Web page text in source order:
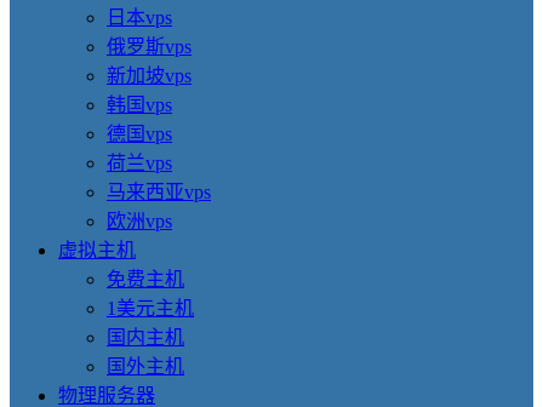
日本vps
俄罗斯vps
新加坡vps
韩国vps
德国vps
荷兰vps
马来西亚vps
欧洲vps
虚拟主机
免费主机
1美元主机
国内主机
国外主机
物理服务器